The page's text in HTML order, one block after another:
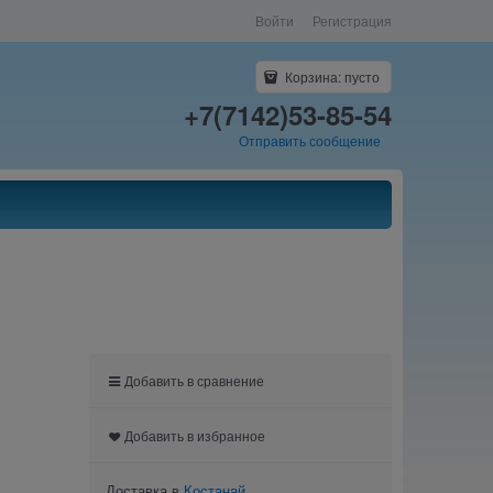
Войти Регистрация
Корзина: пусто
+7(7142)53-85-54
Отправить сообщение
Добавить в сравнение
Добавить в избранное